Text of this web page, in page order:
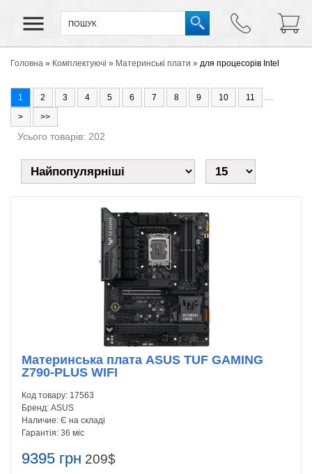
Головна » Комплектуючі » Материнські плати » для процесорів Intel
1 2 3 4 5 6 7 8 9 10 11
....
>
>>
Усього товарів: 202
9395 грн 209$
Материнська плата ASUS TUF GAMING
Z790-PLUS WIFI
Код товару: 17563
Бренд: ASUS
Наличие: Є на складі
Гарантія: 36 міс